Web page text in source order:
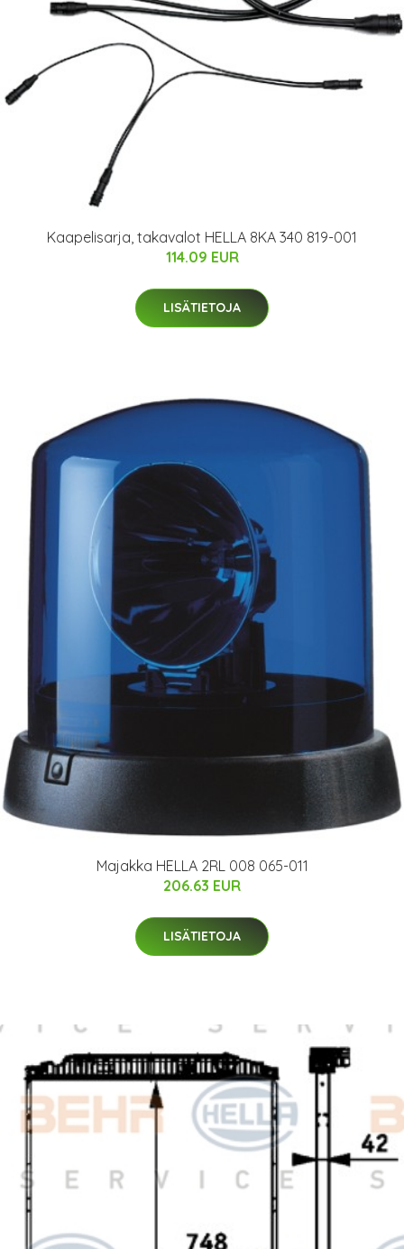
Kaapelisarja, takavalot HELLA 8KA 340 819-001
114.09 EUR
LISÄTIETOJA
Majakka HELLA 2RL 008 065-011
206.63 EUR
LISÄTIETOJA